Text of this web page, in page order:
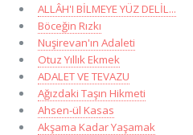
ALLÂH'I BİLMEYE YÜZ DELİL...
Böceğin Rızkı
Nuşirevan'ın Adaleti
Otuz Yıllık Ekmek
ADALET VE TEVAZU
Ağızdaki Taşın Hikmeti
Ahsen-ül Kasas
Akşama Kadar Yaşamak